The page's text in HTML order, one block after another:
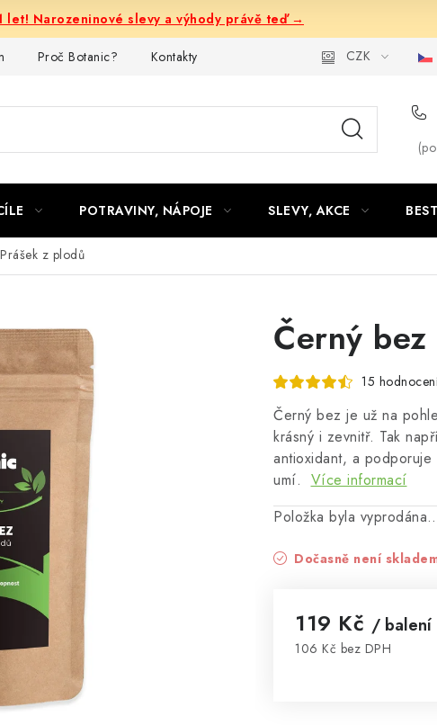
let! Narozeninové slevy a výhody právě teď →
Proč Botanic? Kontakty CZK
POTRAVINY, NÁPOJE SLEVY, AKCE
z plodů
Černý
15
Černý bez je už na
krásný i zevnitř. Tak
antioxidant, a
umí. Více informací
Položka byla
Dočasně není
119 Kč / balení
106 Kč bez DPH